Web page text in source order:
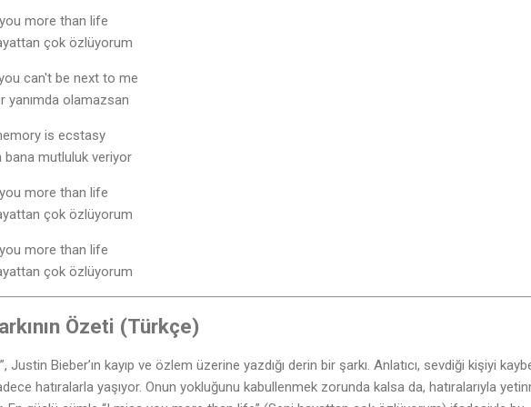
more than life
çok özlüyorum
can't be next to me
yanımda olamazsan
is ecstasy
bana mutluluk veriyor
more than life
çok özlüyorum
more than life
çok özlüyorum
Özeti (Türkçe)
Justin Bieber’ın kayıp ve özlem üzerine yazdığı derin bir şarkı. Anlatıcı, sevdiği kişiyi
hatıralarla yaşıyor. Onun yokluğunu kabullenmek zorunda kalsa da, hatıralarıyla